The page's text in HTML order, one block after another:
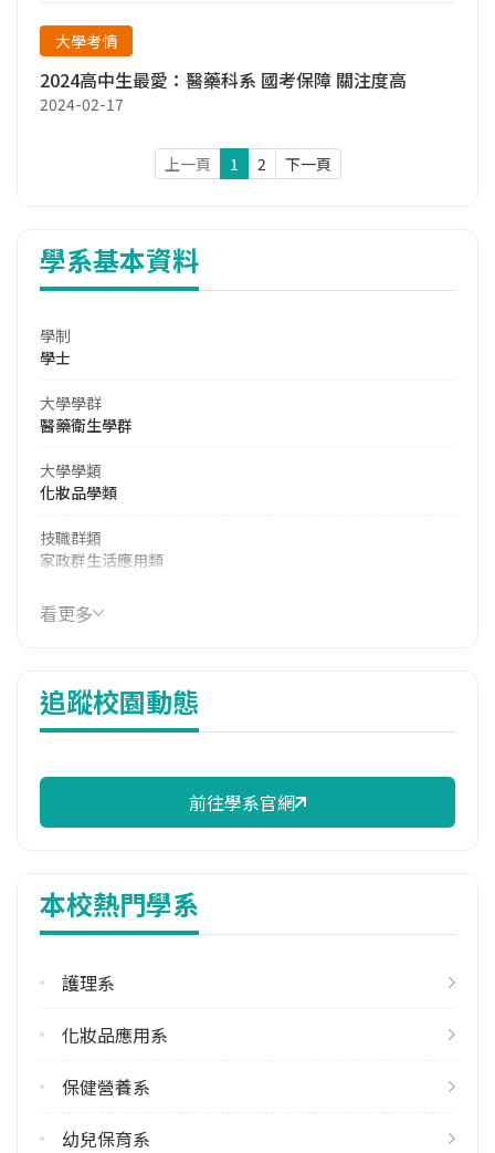
大學考情
2024高中生最愛：醫藥科系 國考保障 關注度高
2024-02-17
上一頁 1 2 下一頁
學系基本資料
學制
學士
大學學群
醫藥衛生學群
大學學類
化妝品學類
技職群類
家政群生活應用類
114年學費
36,924 元/學期
8,130 元/學期
114年註冊率
113學年度上學期
113學年度下學期
1
雙主修人數
1
113學年度下學期
看更多
追蹤校園動態
前往學系官網
本校熱門學系
護理系
化妝品應用系
保健營養系
幼兒保育系